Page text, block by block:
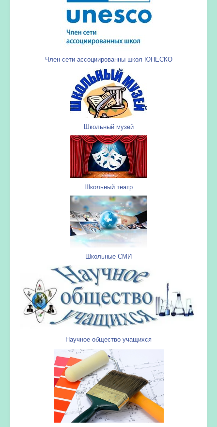
Член сети ассоциированны школ ЮНЕСКО
Школьный музей
Школьный театр
Школьные СМИ
Научное общество учащихся